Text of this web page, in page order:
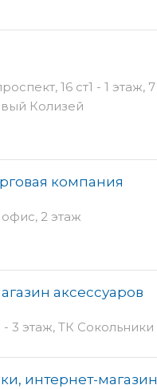
16 ст1 - 1 этаж, 7
Колизей
компания
офис, 2 этаж
аксессуаров
- 3 этаж, ТК Сокольники
интернет-магазин